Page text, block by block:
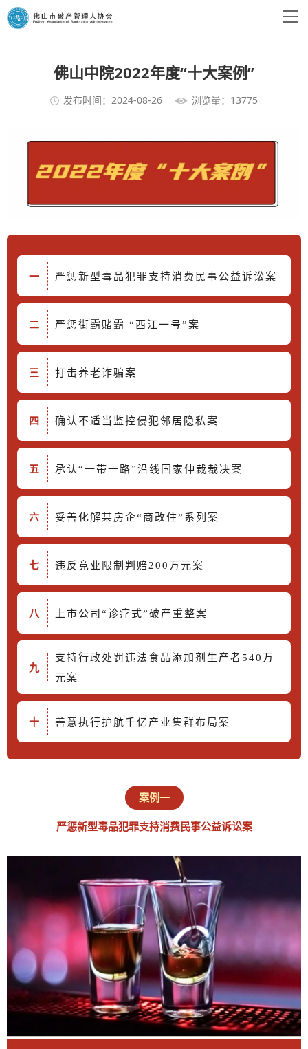
佛山中院2022年度“十大案例”
发布时间：2024-08-26 浏览量：13775
一 严惩新型毒品犯罪支持消费民事公益诉讼案
二 严惩街霸赌霸 “西江一号”案
三 打击养老诈骗案
四 确认不适当监控侵犯邻居隐私案
五 承认“一带一路”沿线国家仲裁裁决案
六 妥善化解某房企“商改住”系列案
七 违反竞业限制判赔200万元案
八 上市公司“诊疗式”破产重整案
九
支持行政处罚违法食品添加剂生产者540万
元案
十 善意执行护航千亿产业集群布局案
案例一
严惩新型毒品犯罪支持消费民事公益诉讼案